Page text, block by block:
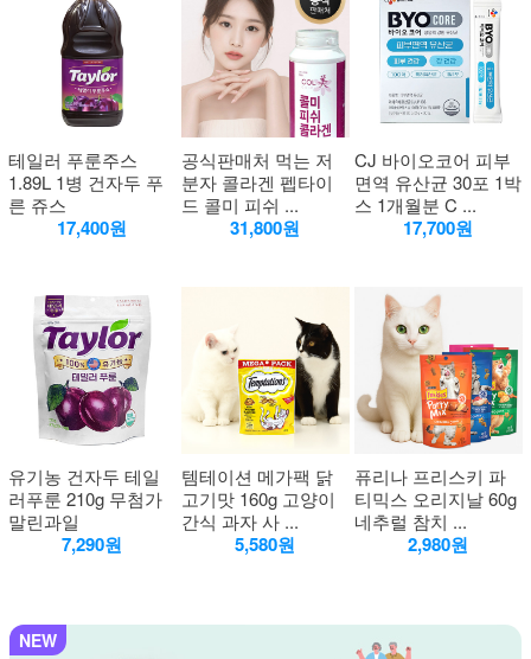
테일러 푸룬주스
1.89L 1병 건자두 푸
른 쥬스
17,400원
공식판매처 먹는 저
분자 콜라겐 펩타이
드 콜미 피쉬 ...
31,800원
CJ 바이오코어 피부
면역 유산균 30포 1박
스 1개월분 C ...
17,700원
유기농 건자두 테일
러푸룬 210g 무첨가
말린과일
7,290원
템테이션 메가팩 닭
고기맛 160g 고양이
간식 과자 사 ...
5,580원
퓨리나 프리스키 파
티믹스 오리지날 60g
네추럴 참치 ...
2,980원
NEW